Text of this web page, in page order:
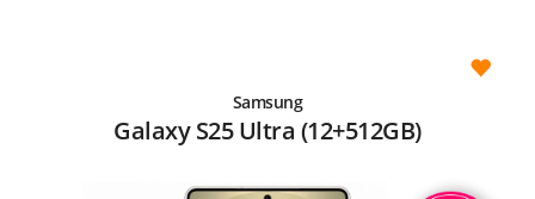
Samsung
Galaxy S25 Ultra (12+512GB)